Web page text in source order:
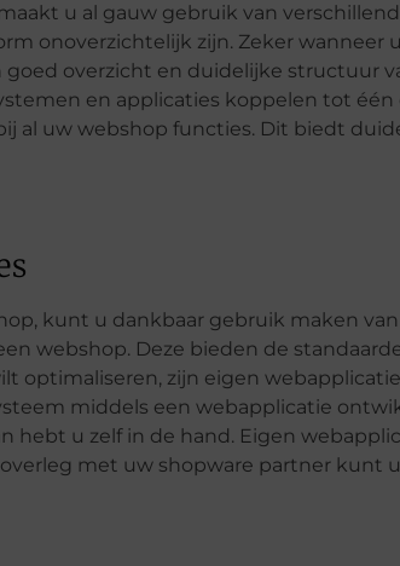
u al gauw gebruik van
onoverzichtelijk zijn. Zeker wanneer
goed overzicht en duidelijke structuur
en applicaties koppelen tot
al uw webshop functies. Dit biedt
kunt u dankbaar gebruik maken
webshop. Deze bieden de
optimaliseren, zijn eigen
middels een webapplicatie
hebt u zelf in de hand. Eigen
met uw shopware partner kunt